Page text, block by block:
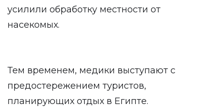
усилили обработку местности от
насекомых.
Тем временем, медики выступают с
предостережением туристов,
планирующих отдых в Египте.